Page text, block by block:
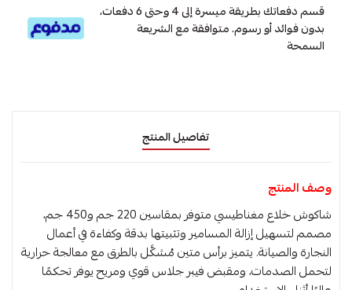
قسم دفعاتك بطريقة ميسرة إلى 4 وحتى 6 دفعات،
بدون فوائد أو رسوم. متوافقة مع الشريعة
السمحة
تفاصيل المنتج
وصف المنتج
شاكوش خلاع مغناطيسي متوفر بمقاسين 220 جم و450 جم،
مصمم لتسهيل إزالة المسامير وتثبيتها بدقة وكفاءة في أعمال
النجارة والصيانة. يتميز برأس متين مُشكَّل بالطرق مع معالجة حرارية
لتحمل الصدمات، ومقبض فيبر جلاس قوي ومريح يوفر تحكمًا